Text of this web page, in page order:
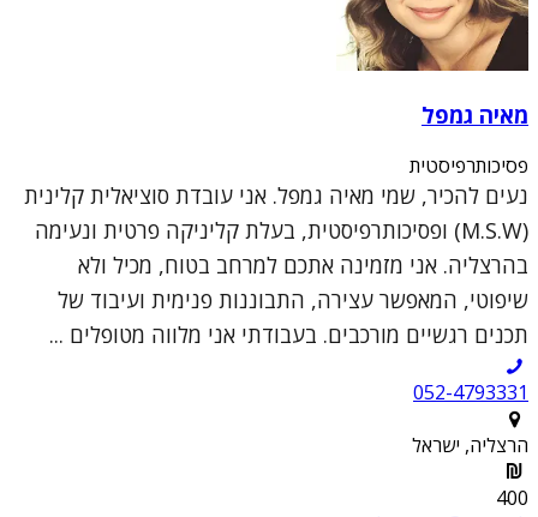
מאיה גמפל
פסיכותרפיסטית
נעים להכיר, שמי מאיה גמפל. אני עובדת סוציאלית קלינית
(M.S.W) ופסיכותרפיסטית, בעלת קליניקה פרטית ונעימה
בהרצליה. אני מזמינה אתכם למרחב בטוח, מכיל ולא
שיפוטי, המאפשר עצירה, התבוננות פנימית ועיבוד של
תכנים רגשיים מורכבים. בעבודתי אני מלווה מטופלים ...
052-4793331
הרצליה, ישראל
400